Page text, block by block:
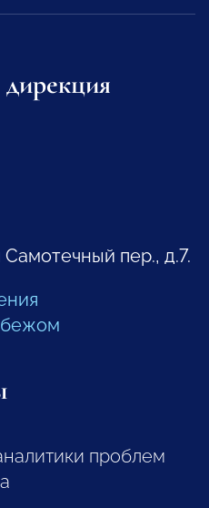
Самотечный пер., д.7.
проблем